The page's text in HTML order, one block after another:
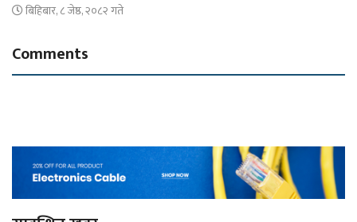
बिहिबार, ८ जेष्ठ, २०८२ गते
Comments